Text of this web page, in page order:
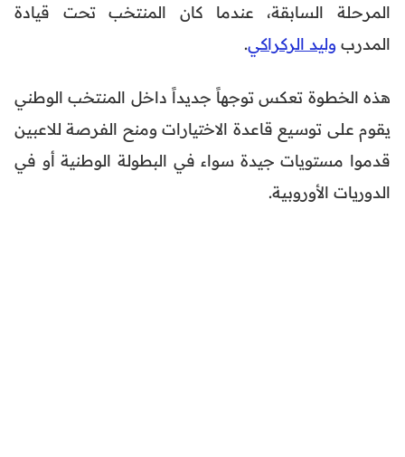
المرحلة السابقة، عندما كان المنتخب تحت قيادة
المدرب وليد الركراكي.
هذه الخطوة تعكس توجهاً جديداً داخل المنتخب الوطني
يقوم على توسيع قاعدة الاختيارات ومنح الفرصة للاعبين
قدموا مستويات جيدة سواء في البطولة الوطنية أو في
الدوريات الأوروبية.